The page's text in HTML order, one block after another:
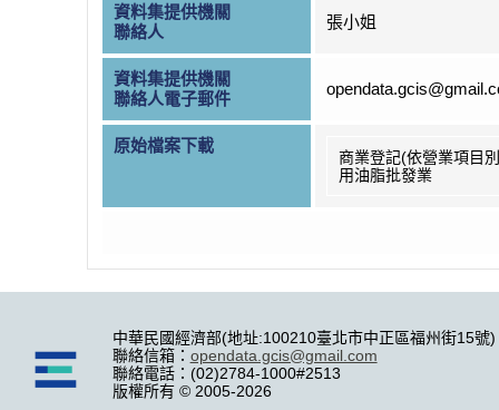
資料集提供機關
聯絡人
張小姐
資料集提供機關
聯絡人電子郵件
原始檔案下載
商業登記(依營業項目
用油脂批發業
中華民國經濟部(地址:100210臺北市中正區福州街15號)
聯絡信箱： opendata.gcis@gmail.com
聯絡電話：(02)2784-1000#2513
版權所有 © 2005-2026